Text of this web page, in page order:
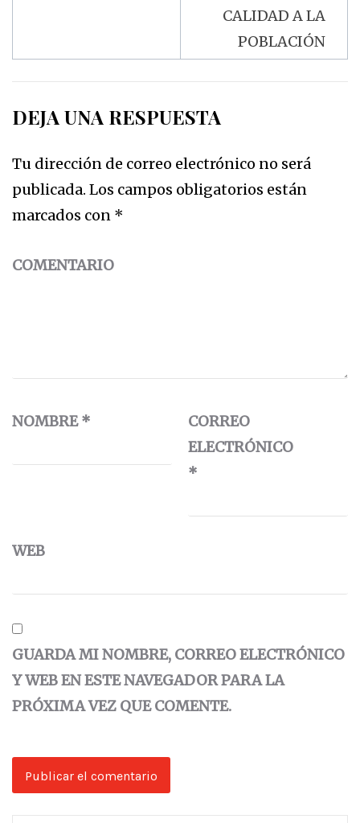
CALIDAD A LA
POBLACIÓN
DEJA UNA RESPUESTA
Tu dirección de correo electrónico no será
publicada. Los campos obligatorios están
marcados con *
COMENTARIO
NOMBRE*
CORREO
ELECTRÓNICO
*
WEB
GUARDA MI NOMBRE, CORREO ELECTRÓNICO
Y WEB EN ESTE NAVEGADOR PARA LA
PRÓXIMA VEZ QUE COMENTE.